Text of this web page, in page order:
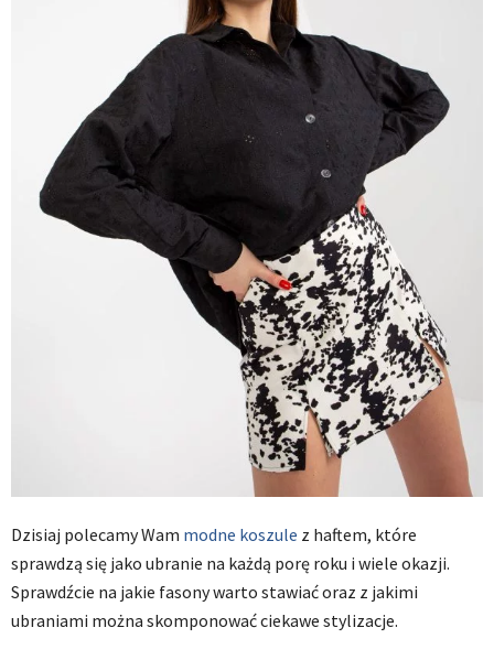
Dzisiaj polecamy Wam modne koszule z haftem, które
sprawdzą się jako ubranie na każdą porę roku i wiele okazji.
Sprawdźcie na jakie fasony warto stawiać oraz z jakimi
ubraniami można skomponować ciekawe stylizacje.